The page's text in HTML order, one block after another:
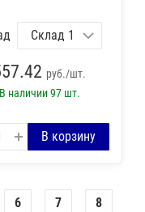
руб./шт.
В наличии97 шт.
6 7 8